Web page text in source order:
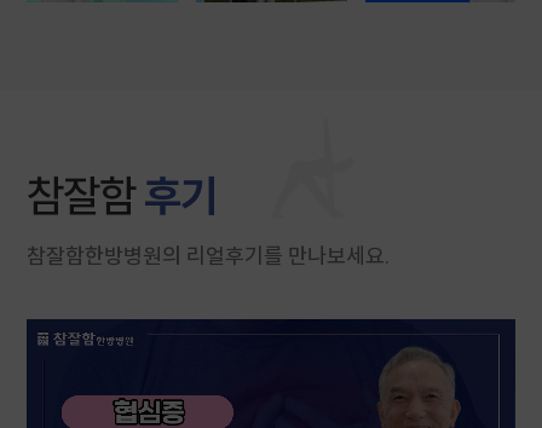
참잘함후기
참잘함한방병원의 리얼후기를 만나보세요.